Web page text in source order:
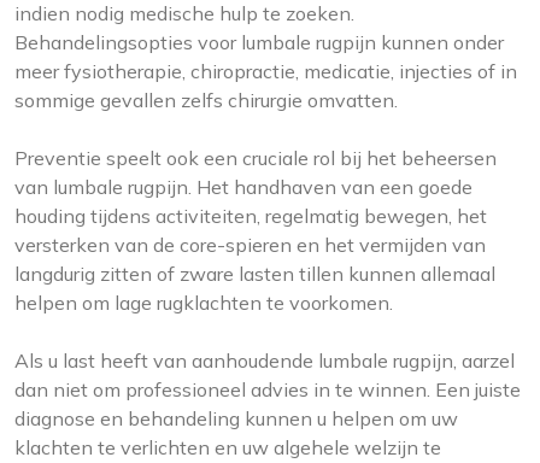
indien nodig medische hulp te zoeken.
Behandelingsopties voor lumbale rugpijn kunnen onder
meer fysiotherapie, chiropractie, medicatie, injecties of in
sommige gevallen zelfs chirurgie omvatten.
Preventie speelt ook een cruciale rol bij het beheersen
van lumbale rugpijn. Het handhaven van een goede
houding tijdens activiteiten, regelmatig bewegen, het
versterken van de core-spieren en het vermijden van
langdurig zitten of zware lasten tillen kunnen allemaal
helpen om lage rugklachten te voorkomen.
Als u last heeft van aanhoudende lumbale rugpijn, aarzel
dan niet om professioneel advies in te winnen. Een juiste
diagnose en behandeling kunnen u helpen om uw
klachten te verlichten en uw algehele welzijn te